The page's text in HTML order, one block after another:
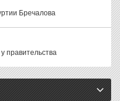
Бречалова
правительства